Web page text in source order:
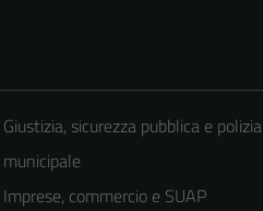
Giustizia, sicurezza pubblica e polizia
municipale
Imprese, commercio e SUAP